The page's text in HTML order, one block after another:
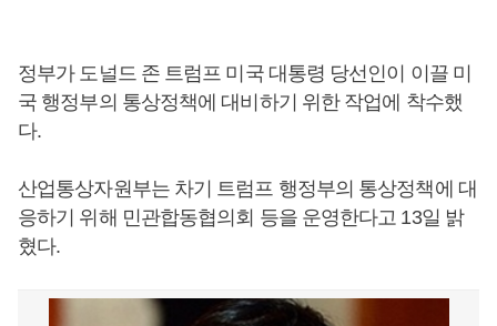
정부가 도널드 존 트럼프 미국 대통령 당선인이 이끌 미
국 행정부의 통상정책에 대비하기 위한 작업에 착수했
다.
산업통상자원부는 차기 트럼프 행정부의 통상정책에 대
응하기 위해 민관합동협의회 등을 운영한다고 13일 밝
혔다.